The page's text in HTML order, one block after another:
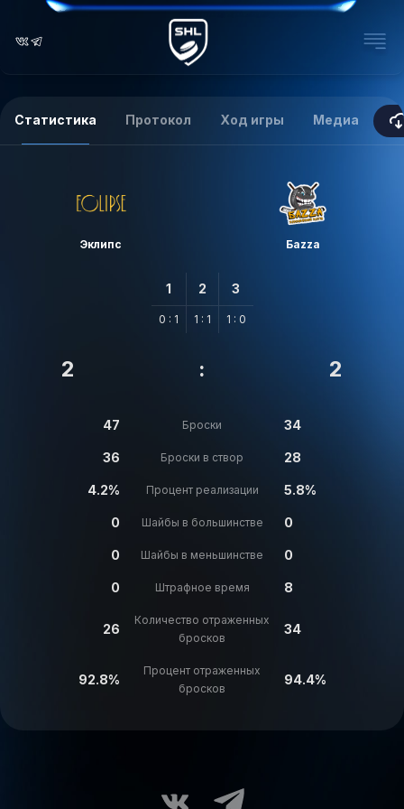
Статистика Протокол Ход игры Медиа
Эклипс Баzzа
1
0 : 1
2
1 : 1
3
1 : 0
2 : 2
47 Броски 34
36 Броски в створ 28
4.2% Процент реализации 5.8%
0 Шайбы в большинстве 0
0 Шайбы в меньшинстве 0
0 Штрафное время 8
26
Количество отраженных
бросков
34
92.8%
Процент отраженных
бросков
94.4%